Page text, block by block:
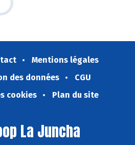
Mentions légales
des données
CGU
cookies
Plan du site
La Juncha